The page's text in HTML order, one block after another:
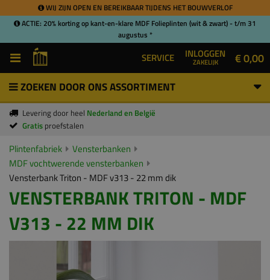
WIJ ZIJN OPEN EN BEREIKBAAR TIJDENS HET BOUWVERLOF
ACTIE: 20% korting op kant-en-klare MDF Folieplinten (wit & zwart) - t/m 31
augustus *
SERVICE INLOGGEN
ZAKELIJK € 0,00
ZOEKEN DOOR ONS ASSORTIMENT
Levering door heel Nederland en België
Gratis proefstalen
Plintenfabriek
Vensterbanken
MDF vochtwerende vensterbanken
Vensterbank Triton - MDF v313 - 22 mm dik
VENSTERBANK TRITON - MDF
V313 - 22 MM DIK